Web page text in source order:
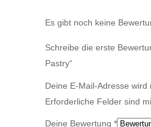
Es gibt noch keine
Schreibe die erste
Pastry“
Deine E-Mail-Adresse wird
Erforderliche Felder sind
Deine Bewertung *